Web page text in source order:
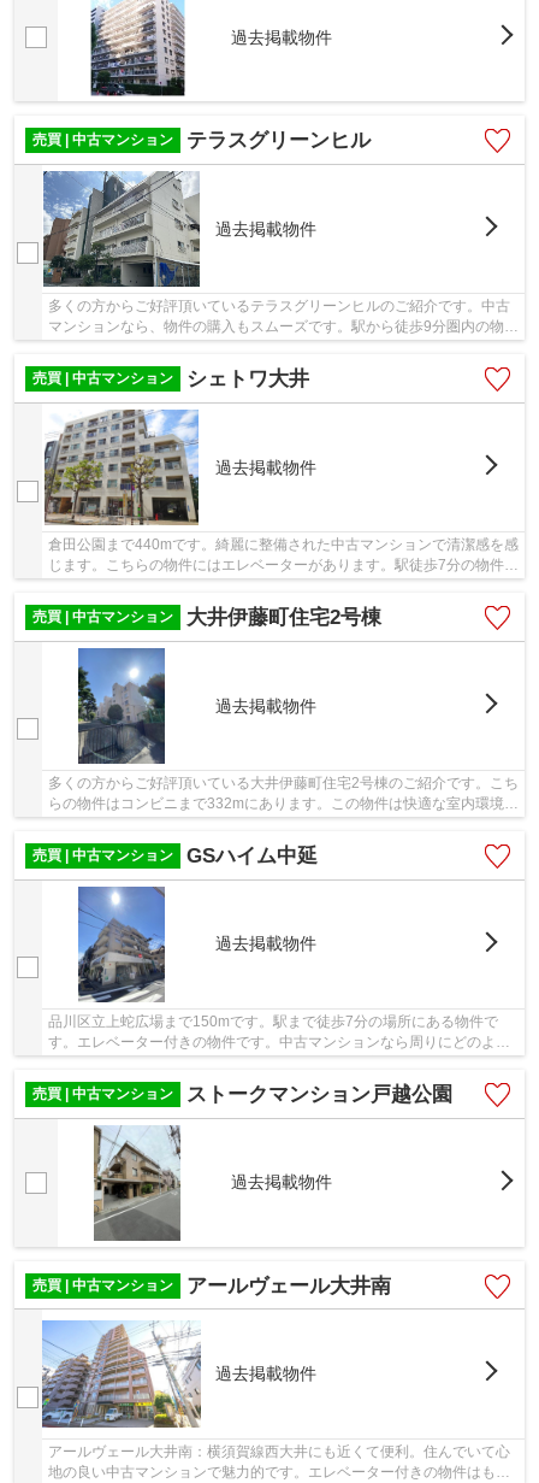
過去掲載物件
売買 | 中古マンション テラスグリーンヒル
過去掲載物件
多くの方からご好評頂いているテラスグリーンヒルのご紹介です。中古
マンションなら、物件の購入もスムーズです。駅から徒歩9分圏内の物件
売買 | 中古マンション
シェトワ大井
過去掲載物件
倉田公園まで440mです。綺麗に整備された中古マンションで清潔感を感
じます。こちらの物件にはエレベーターがあります。駅徒歩7分の物件で
売買 | 中古マンション
大井伊藤町住宅2号棟
過去掲載物件
多くの方からご好評頂いている大井伊藤町住宅2号棟のご紹介です。こち
らの物件はコンビニまで332mにあります。この物件は快適な室内環境が
売買 | 中古マンション
GSハイム中延
過去掲載物件
品川区立上蛇広場まで150mです。駅まで徒歩7分の場所にある物件で
す。エレベーター付きの物件です。中古マンションなら周りにどのよう
売買 | 中古マンション
ストークマンション戸越公園
過去掲載物件
売買 | 中古マンション アールヴェール大井南
過去掲載物件
アールヴェール大井南：横須賀線西大井にも近くて便利。住んでいて心
地の良い中古マンションで魅力的です。エレベーター付きの物件はもは